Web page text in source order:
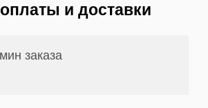
и доставки
заказа